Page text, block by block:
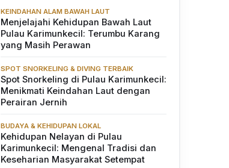
KEINDAHAN ALAM BAWAH LAUT
Menjelajahi Kehidupan Bawah Laut
Pulau Karimunkecil: Terumbu Karang
yang Masih Perawan
SPOT SNORKELING & DIVING TERBAIK
Spot Snorkeling di Pulau Karimunkecil:
Menikmati Keindahan Laut dengan
Perairan Jernih
BUDAYA & KEHIDUPAN LOKAL
Kehidupan Nelayan di Pulau
Karimunkecil: Mengenal Tradisi dan
Keseharian Masyarakat Setempat